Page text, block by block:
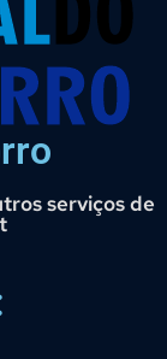
serviços de